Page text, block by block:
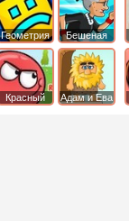
Геометрия
Даш
Бешеная
бабка
сбежала из
психушки
Красный
Адам и Ева